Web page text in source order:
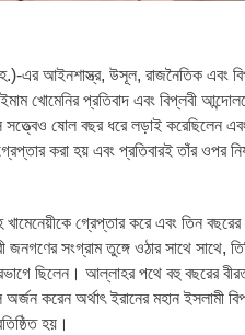
এর আইনশাস্ত্র, উসূল, রাজনৈতিক এবং
খোমেনির প্রতিবাদ এবং বিপ্লবী
সত্ত্বেও ষোল বছর ধরে লড়াই
করা হয় এবং প্রতিবারই তাঁর ওপর
গ্রেপ্তার করে এবং তিন বছরের
সংগ্রাম তুঙ্গে ওঠার সাথে সাথে,
ছিলেন। আল্লাহর পথে বহু বছরের
করেন অর্থাৎ ইরানের মহান ইসলামী
হয়।